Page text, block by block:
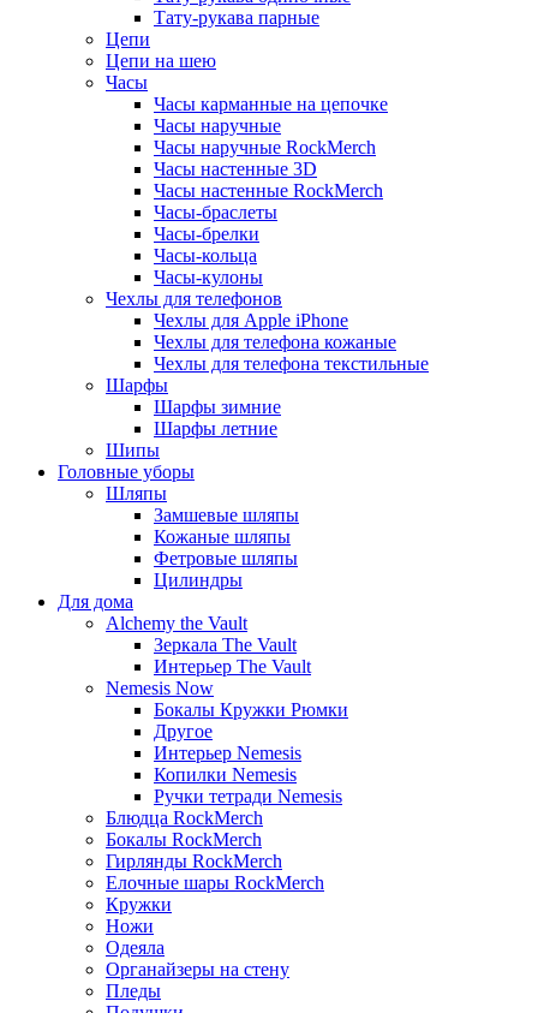
Тату-рукава парные
Цепи
Цепи на шею
Часы
Часы карманные на цепочке
Часы наручные
Часы наручные RockMerch
Часы настенные 3D
Часы настенные RockMerch
Часы-браслеты
Часы-брелки
Часы-кольца
Часы-кулоны
Чехлы для телефонов
Чехлы для Apple iPhone
Чехлы для телефона кожаные
Чехлы для телефона текстильные
Шарфы
Шарфы зимние
Шарфы летние
Шипы
Головные уборы
Шляпы
Замшевые шляпы
Кожаные шляпы
Фетровые шляпы
Цилиндры
Для дома
Alchemy the Vault
Зеркала The Vault
Интерьер The Vault
Nemesis Now
Бокалы Кружки Рюмки
Другое
Интерьер Nemesis
Копилки Nemesis
Ручки тетради Nemesis
Блюдца RockMerch
Бокалы RockMerch
Гирлянды RockMerch
Елочные шары RockMerch
Кружки
Ножи
Одеяла
Органайзеры на стену
Пледы